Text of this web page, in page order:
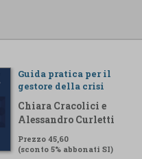
Guida pratica per il
gestore della crisi
Chiara Cracolici e
Alessandro Curletti
Prezzo 45,60
(sconto 5% abbonati SI)